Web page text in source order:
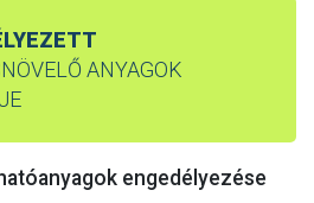
ANYAGOK
engedélyezése